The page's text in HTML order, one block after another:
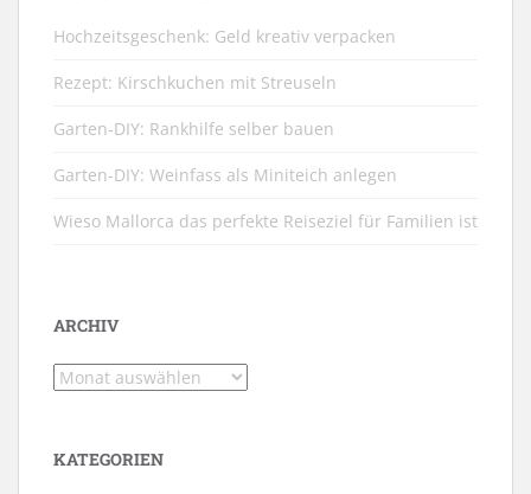
Hochzeitsgeschenk: Geld kreativ verpacken
Rezept: Kirschkuchen mit Streuseln
Garten-DIY: Rankhilfe selber bauen
Garten-DIY: Weinfass als Miniteich anlegen
Wieso Mallorca das perfekte Reiseziel für Familien ist
ARCHIV
Archiv
KATEGORIEN